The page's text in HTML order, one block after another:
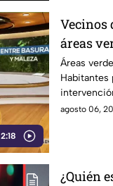
2:18
Vecinos
áreas
de
Áreas
Habitantes
agosto 06,
¿Quién